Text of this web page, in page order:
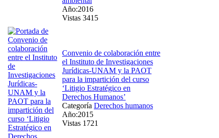
Año:2016
Vistas 3415
Convenio de colaboración entre
el Instituto de Investigaciones
Jurídicas-UNAM y la PAOT
para la impartición del curso
‘Litigio Estratégico en
Derechos Humanos’
Categoría Derechos humanos
Año:2015
Vistas 1721